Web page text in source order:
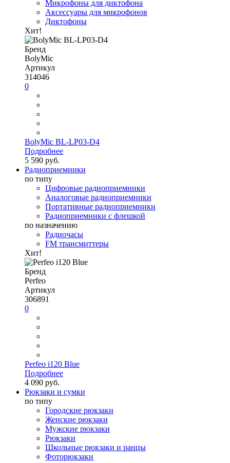
Микрофоны для диктофона
Аксессуары для микрофонов
Диктофоны
Хит!
Бренд
BolyMic
Артикул
314046
0
BolyMic BL-LP03-D4
Подробнее
5 590 руб.
Радиоприемники
по типу
Цифровые радиоприемники
Аналоговые радиоприемники
Портативные радиоприемники
Радиоприемники с флешкой
по назначению
Радиочасы
FM трансмиттеры
Хит!
Бренд
Perfeo
Артикул
306891
0
Perfeo i120 Blue
Подробнее
4 090 руб.
Рюкзаки и сумки
по типу
Городские рюкзаки
Женские рюкзаки
Мужские рюкзаки
Рюкзаки
Школьные рюкзаки и ранцы
Фоторюкзаки